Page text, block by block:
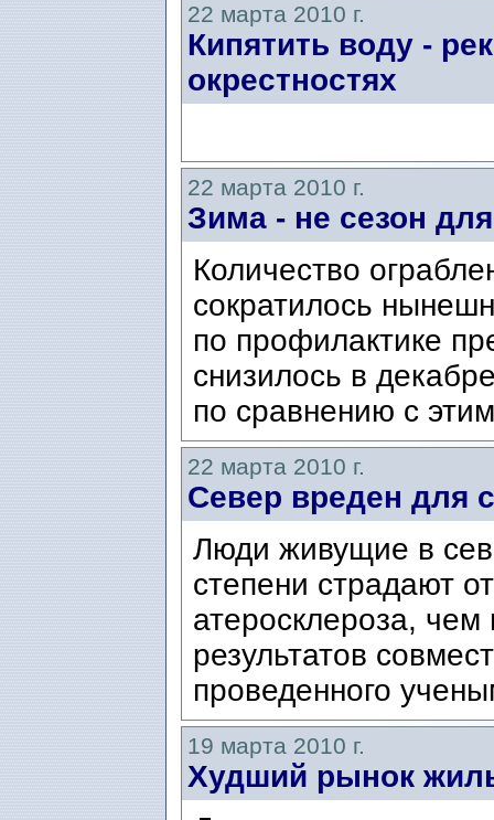
22 марта 2010 г.
Кипятить воду -
окрестностях
22 марта 2010 г.
Зима - не сезон
Количество
сократилось
по профилактике
снизилось в
по сравнению с
22 марта 2010 г.
Север вреден для
Люди живущие в
степени страдают
атерoсклероза,
результатов
проведенного
19 марта 2010 г.
Худший рынок